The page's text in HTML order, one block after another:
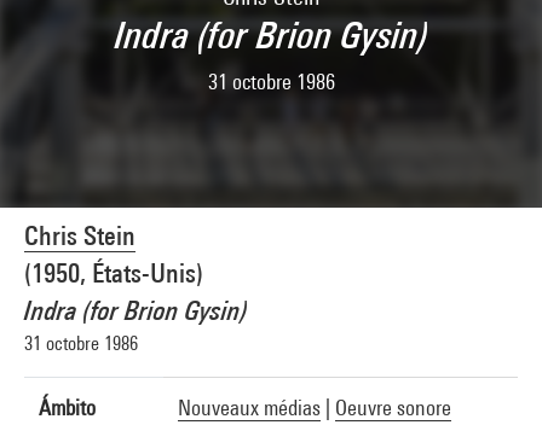
Indra (for Brion Gysin)
31 octobre 1986
Chris Stein
(1950, États-Unis)
Indra (for Brion Gysin)
31 octobre 1986
Ámbito Nouveaux médias Oeuvre sonore